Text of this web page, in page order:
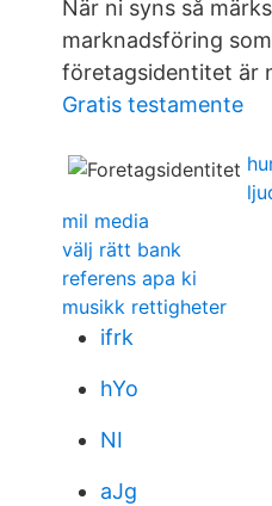
När ni syns så
marknadsföring
företagsidentitet är
Gratis testamente
mil media
välj rätt bank
referens apa ki
musikk rettigheter
ifrk
hYo
NI
aJg